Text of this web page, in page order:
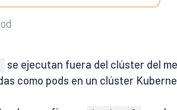
se ejecutan fuera del clúster del
como pods en un clúster